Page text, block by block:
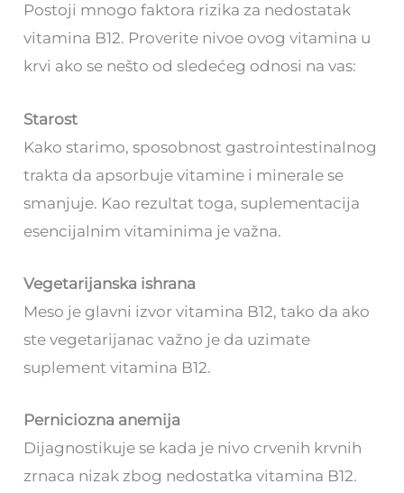
Postoji mnogo faktora rizika za nedostatak
vitamina B12. Proverite nivoe ovog vitamina u
krvi ako se nešto od sledećeg odnosi na vas:
Starost
Kako starimo, sposobnost gastrointestinalnog
trakta da apsorbuje vitamine i minerale se
smanjuje. Kao rezultat toga, suplementacija
esencijalnim vitaminima je važna.
Vegetarijanska ishrana
Meso je glavni izvor vitamina B12, tako da ako
ste vegetarijanac važno je da uzimate
suplement vitamina B12.
Perniciozna anemija
Dijagnostikuje se kada je nivo crvenih krvnih
zrnaca nizak zbog nedostatka vitamina B12.